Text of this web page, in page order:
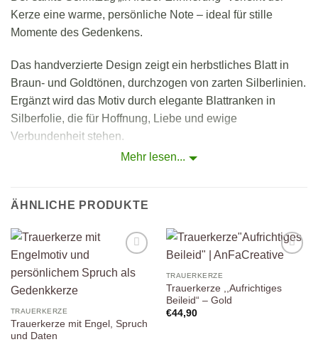
Kerze eine warme, persönliche Note – ideal für stille
Momente des Gedenkens.
Das handverzierte Design zeigt ein herbstliches Blatt in
Braun- und Goldtönen, durchzogen von zarten Silberlinien.
Ergänzt wird das Motiv durch elegante Blattranken in
Silberfolie, die für Hoffnung, Liebe und ewige
Verbundenheit stehen.
Geschenk für Angehörige.
Jede Kerze wird in unserer Manufaktur in der Steiermark
mit viel Gefühl und handwerklicher Präzision gefertigt – ein
stilvolles Einzelstück für die Erinnerung.
Produktdetails:
Mehr lesen...
ÄHNLICHE PRODUKTE
Wunschliste
TRAUERKERZE
Trauerkerze mit Engel, Spruch
und Daten
TRAUERKERZE
Trauerkerze ,,Aufrichtiges
Beileid“ – Gold
€44,90